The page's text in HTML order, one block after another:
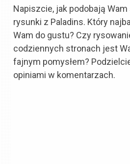
Napiszcie, jak podobają
rysunki z Paladins. Który
Wam do gustu? Czy
codziennych stronach jest
fajnym pomysłem?
opiniami w komentarzach.